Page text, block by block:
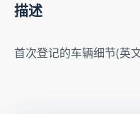
描述
首次登记的车辆细节(英